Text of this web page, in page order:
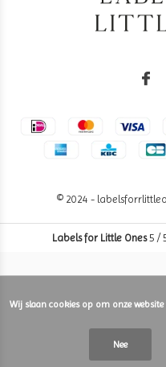
© 2024 -
Labels for Little Ones5 /
Wij slaan cookies op om onze
Nee